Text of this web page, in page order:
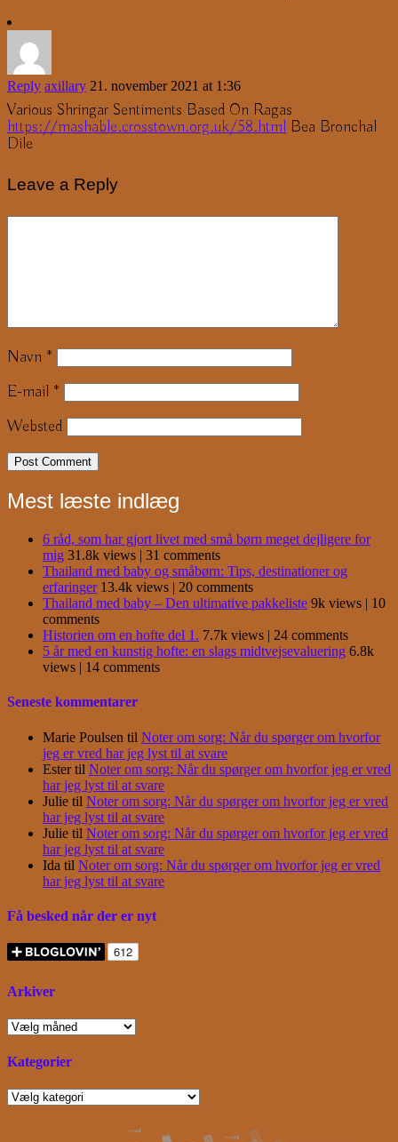
Reply axillary 21. november 2021 at 1:36
Various Shringar Sentiments Based On Ragas
https://mashable.crosstown.org.uk/58.html Bea Bronchal
Dile
Leave a Reply
Navn *
E-mail *
Websted
Mest læste indlæg
6 råd, som har gjort livet med små børn meget dejligere for
mig 31.8k views | 31 comments
Thailand med baby og småbørn: Tips, destinationer og
erfaringer 13.4k views | 20 comments
Thailand med baby – Den ultimative pakkeliste 9k views | 10
comments
Historien om en hofte del 1. 7.7k views | 24 comments
5 år med en kunstig hofte: en slags midtvejsevaluering 6.8k
views | 14 comments
Seneste kommentarer
Marie Poulsen til Noter om sorg: Når du spørger om hvorfor
jeg er vred har jeg lyst til at svare
Estertil Noter om sorg: Når du spørger om hvorfor jeg er vred
har jeg lyst til at svare
Julie til Noter om sorg: Når du spørger om hvorfor jeg er vred
har jeg lyst til at svare
Julie til Noter om sorg: Når du spørger om hvorfor jeg er vred
har jeg lyst til at svare
Ida til Noter om sorg: Når du spørger om hvorfor jeg er vred
har jeg lyst til at svare
Få besked når der er nyt
Arkiver
Arkiver
Kategorier
Kategorier